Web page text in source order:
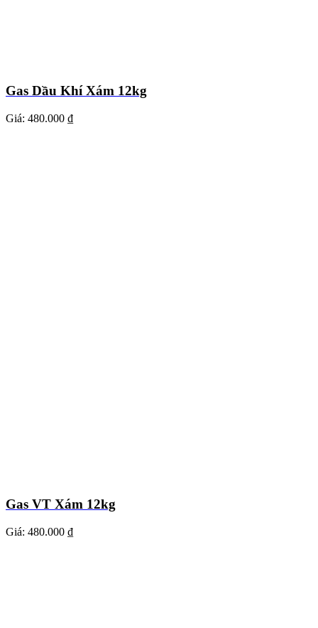
Gas Dầu Khí Xám 12kg
Giá: 480.000 ₫
Gas VT Xám 12kg
Giá: 480.000 ₫